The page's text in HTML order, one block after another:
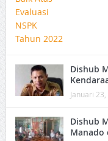
Dishub
Januari
Dishub
Manado